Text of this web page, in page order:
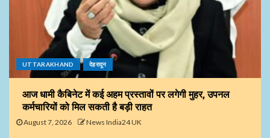
UTTARAKHAND देहरादून
आज धामी कैबिनेट में कई अहम प्रस्तावों पर लगेगी मुहर, उपनल
कर्मचारियों को मिल सकती है बड़ी राहत
August 7, 2026 News India24 UK